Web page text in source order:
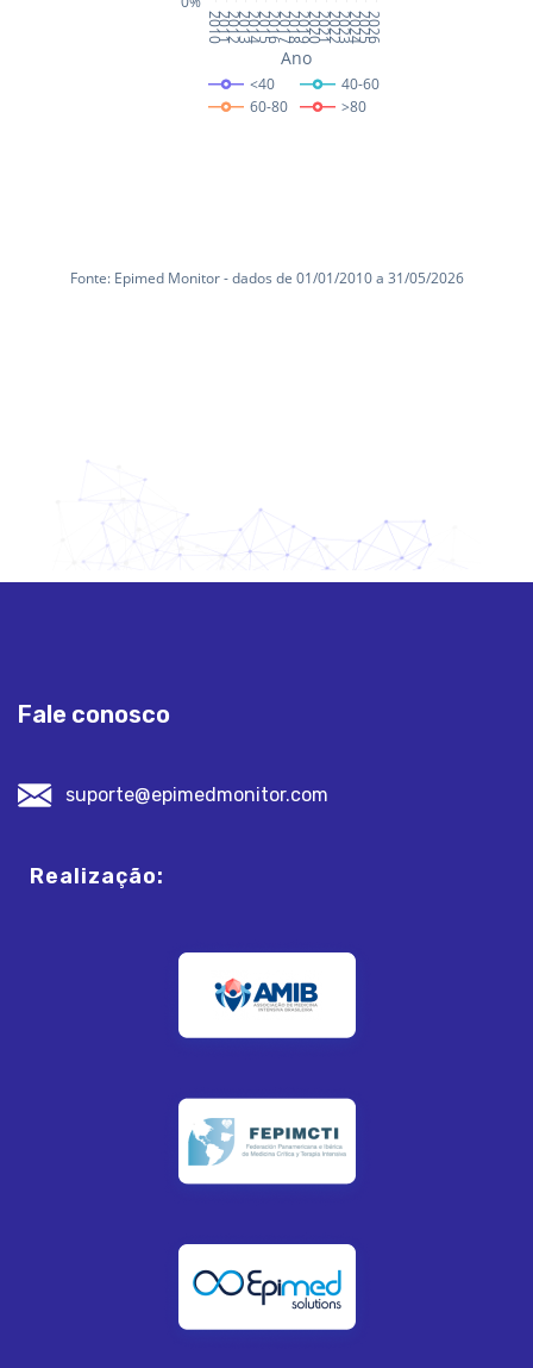
Fale conosco
suporte@epimedmonitor.com
Realização: